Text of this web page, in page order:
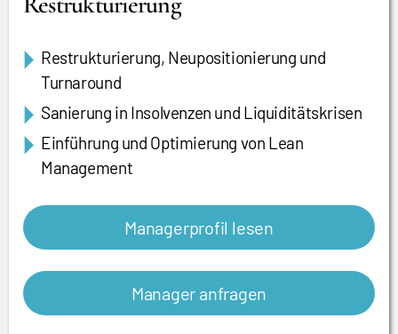
Restrukturierung, Neupositionierung und
Turnaround
Sanierung in Insolvenzen und Liquiditätskrisen
Einführung und Optimierung von Lean
Management
Managerprofil lesen
Manager anfragen